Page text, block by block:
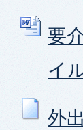
要
イ
外